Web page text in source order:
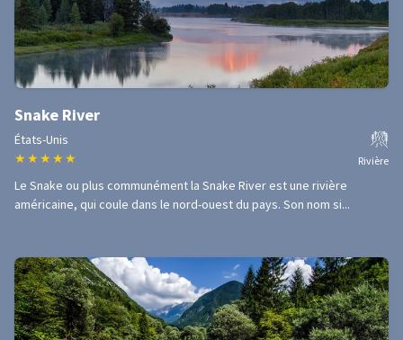
Snake River
États-Unis
★ ★ ★ ★ ★ Rivière
Le Snake ou plus communément la Snake River est une rivière
américaine, qui coule dans le nord-ouest du pays. Son nom si...